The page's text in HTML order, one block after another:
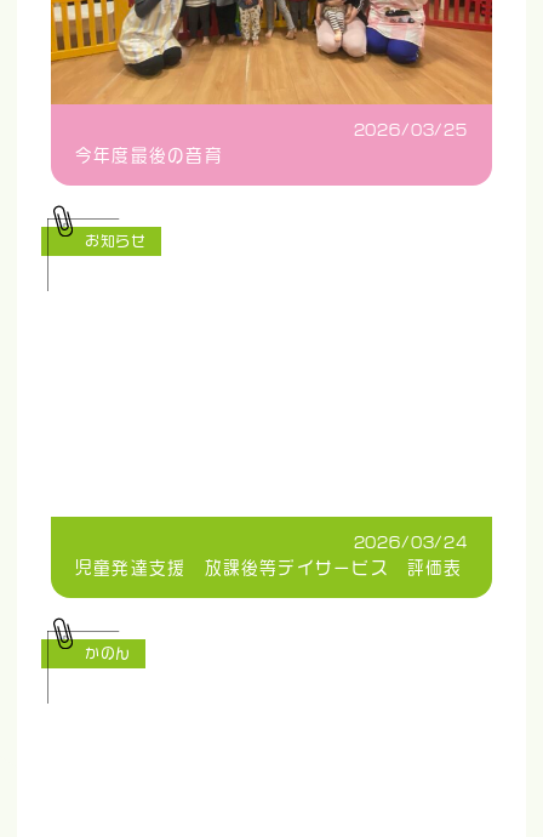
2026/03/25
今年度最後の音育
2026/03/24
児童発達支援 放課後等デイサービス 評価表
お知らせ
かのん